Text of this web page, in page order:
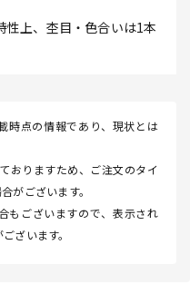
上、杢目・色合いは1本
時点の情報であり、現状とは
おりますため、ご注文のタイ
がございます。
もございますので、表示され
ざいます。